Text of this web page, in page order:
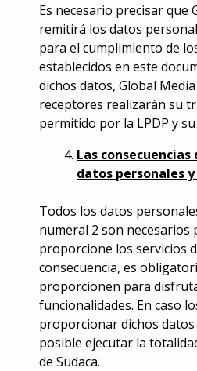
Es necesario precisar que
remitirá los datos
para el cumplimiento de
establecidos en este
dichos datos, Global
receptores realizarán su
permitido por la LPDP y
Las
datos personales
Todos los datos
numeral 2 son necesarios
proporcione los servicios
consecuencia, es
proporcionen para
funcionalidades. En caso
proporcionar dichos
posible ejecutar la
de Sudaca.